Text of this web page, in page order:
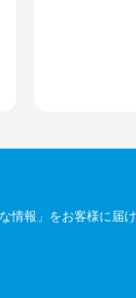
報」をお客様に届